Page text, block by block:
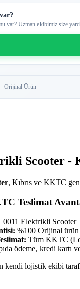
var? Uzman ekibimiz size
Orijinal Ürün
Scooter
, Kıbrıs ve KKTC
Teslimat
Elektrikli Scooter
%100 Orijinal
Tüm KKTC
ödeme, kredi kartı
lojistik ekibi